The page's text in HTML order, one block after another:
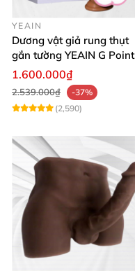
YEAIN
Dương vật giả rung thụt
gắn tường YEAIN G Point
tỏa nhiệt điều khiển từ xa
1.600.000₫
2.539.000₫
-37%
(2,590)